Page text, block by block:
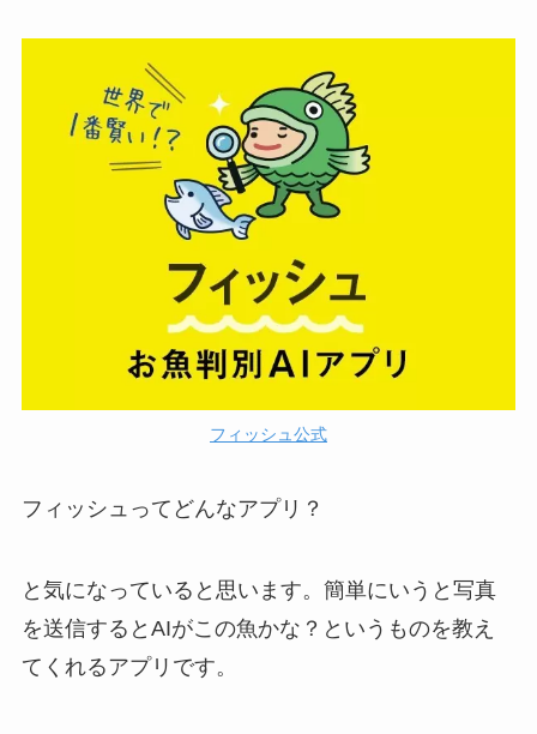
フィッシュ公式
フィッシュってどんなアプリ？
と気になっていると思います。簡単にいうと写真
を送信するとAIがこの魚かな？というものを教え
てくれるアプリです。